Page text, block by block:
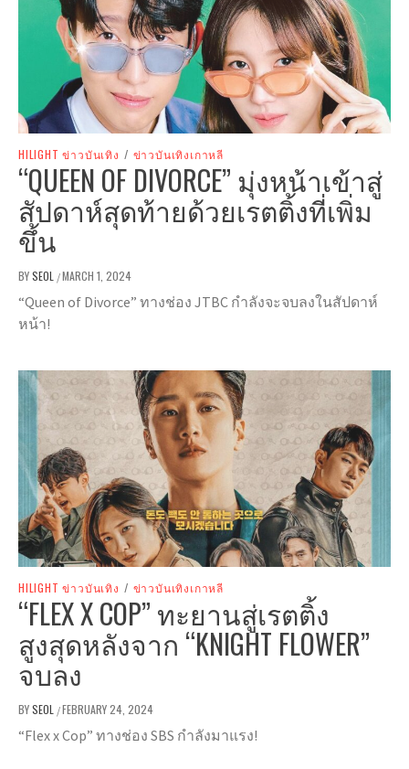
HILIGHT ข่าวบันเทิง / ข่าวบันเทิงเกาหลี
“QUEEN OF DIVORCE” มุ่งหน้าเข้าสู่
สัปดาห์สุดท้ายด้วยเรตติ้งที่เพิ่ม
ขึ้น
BYSEOL /MARCH 1, 2024
“Queen of Divorce” ทางช่อง JTBC กำลังจะจบลงในสัปดาห์
หน้า!
HILIGHT ข่าวบันเทิง / ข่าวบันเทิงเกาหลี
“FLEX X COP” ทะยานสู่เรตติ้ง
สูงสุดหลังจาก “KNIGHT FLOWER”
จบลง
BYSEOL /FEBRUARY 24, 2024
“Flex x Cop” ทางช่อง SBS กำลังมาแรง!